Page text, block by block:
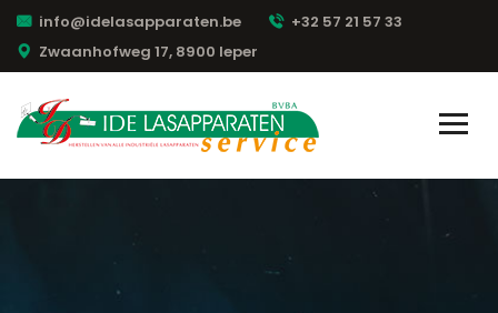
info@idelasapparaten.be
+32 57 21 57 33
Zwaanhofweg 17, 8900 Ieper